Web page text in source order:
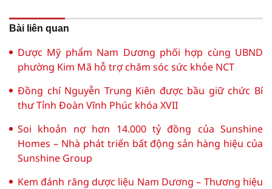
Bài liên quan
Dược Mỹ phẩm Nam Dương phối hợp cùng UBND
phường Kim Mã hỗ trợ chăm sóc sức khỏe NCT
Đồng chí Nguyễn Trung Kiên được bầu giữ chức Bí
thư Tỉnh Đoàn Vĩnh Phúc khóa XVII
Soi khoản nợ hơn 14.000 tỷ đồng của Sunshine
Homes – Nhà phát triển bất động sản hàng hiệu của
Sunshine Group
Kem đánh răng dược liệu Nam Dương – Thương hiệu